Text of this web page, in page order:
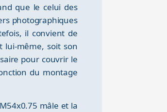
que le celui des
photographiques
il convient de
lui-même, soit son
pour couvrir le
du montage
mâle et la